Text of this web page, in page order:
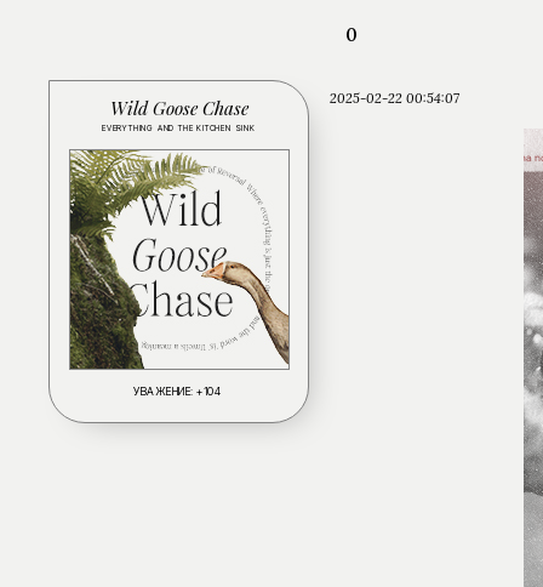
0
2025-02-22 00:54:07
Wild Goose Chase
EVERYTHING AND THE KITCHEN SINK
УВАЖЕНИЕ: +104